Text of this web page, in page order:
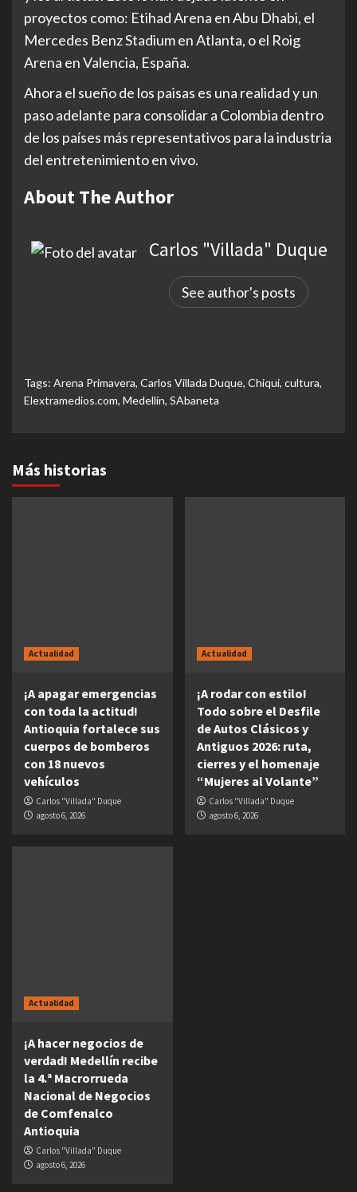
proyectos como: Etihad Arena en Abu Dhabi, el
Mercedes Benz Stadium en Atlanta, o el Roig
Arena en Valencia, España.
Ahora el sueño de los paisas es una realidad y un
paso adelante para consolidar a Colombia dentro
de los países más representativos para la industria
del entretenimiento en vivo.
About The Author
Carlos "Villada" Duque
See author's posts
Tags: Arena Primavera, Carlos Villada Duque, Chiqui, cultura,
Elextramedios.com, Medellín, SAbaneta
Más historias
Actualidad
¡A apagar emergencias
con toda la actitud!
Antioquia fortalece sus
cuerpos de bomberos
con 18 nuevos
vehículos
Carlos "Villada" Duque
agosto 6, 2026
Actualidad
¡A rodar con estilo!
Todo sobre el Desfile
de Autos Clásicos y
Antiguos 2026: ruta,
cierres y el homenaje
“Mujeres al Volante”
Carlos "Villada" Duque
agosto 6, 2026
Actualidad
¡A hacer negocios de
verdad! Medellín recibe
la 4.ª Macrorrueda
Nacional de Negocios
de Comfenalco
Antioquia
Carlos "Villada" Duque
agosto 6, 2026